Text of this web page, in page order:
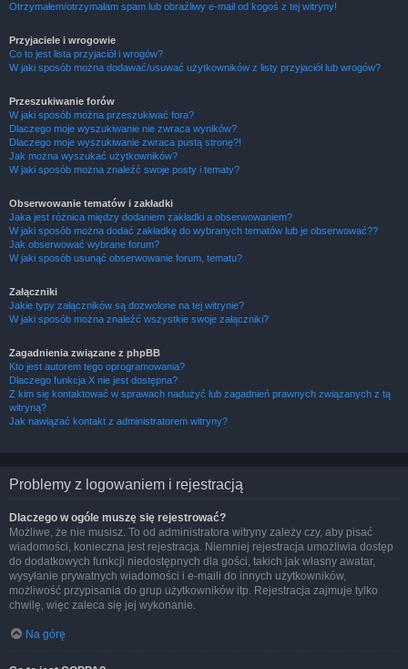
Otrzymałem/otrzymałam spam lub obraźliwy e-mail od kogoś z tej witryny!
Przyjaciele i wrogowie
Co to jest lista przyjaciół i wrogów?
W jaki sposób można dodawać/usuwać użytkowników z listy przyjaciół lub wrogów?
Przeszukiwanie forów
W jaki sposób można przeszukiwać fora?
Dlaczego moje wyszukiwanie nie zwraca wyników?
Dlaczego moje wyszukiwanie zwraca pustą stronę?!
Jak można wyszukać użytkowników?
W jaki sposób można znaleźć swoje posty i tematy?
Obserwowanie tematów i zakładki
Jaka jest różnica między dodaniem zakładki a obserwowaniem?
W jaki sposób można dodać zakładkę do wybranych tematów lub je obserwować??
Jak obserwować wybrane forum?
W jaki sposób usunąć obserwowanie forum, tematu?
Załączniki
Jakie typy załączników są dozwolone na tej witrynie?
W jaki sposób można znaleźć wszystkie swoje załączniki?
Zagadnienia związane z phpBB
Kto jest autorem tego oprogramowania?
Dlaczego funkcja X nie jest dostępna?
Z kim się kontaktować w sprawach nadużyć lub zagadnień prawnych związanych z tą
witryną?
Jak nawiązać kontakt z administratorem witryny?
Problemy z logowaniem i rejestracją
Dlaczego w ogóle muszę się rejestrować?
Możliwe, że nie musisz. To od administratora witryny zależy czy, aby pisać
wiadomości, konieczna jest rejestracja. Niemniej rejestracja umożliwia dostęp
do dodatkowych funkcji niedostępnych dla gości, takich jak własny awatar,
wysyłanie prywatnych wiadomości i e-maili do innych użytkowników,
możliwość przypisania do grup użytkowników itp. Rejestracja zajmuje tylko
chwilę, więc zaleca się jej wykonanie.
Na górę